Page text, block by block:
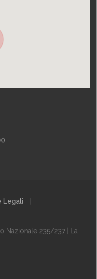
Legali
Nazionale 235/237 | La